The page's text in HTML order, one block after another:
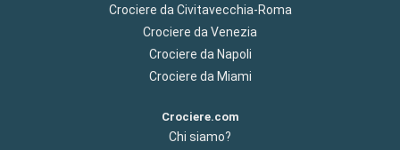
Crociere da Civitavecchia-Roma
Crociere da Venezia
Crociere da Napoli
Crociere da Miami
Crociere.com
Chi siamo?